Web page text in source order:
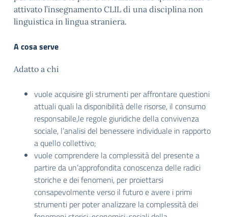
attivato l’insegnamento CLIL di una disciplina non
linguistica in lingua straniera.
A cosa serve
Adatto a chi
vuole acquisire gli strumenti per affrontare questioni
attuali quali la disponibilità delle risorse, il consumo
responsabile,le regole giuridiche della convivenza
sociale, l’analisi del benessere individuale in rapporto
a quello collettivo;
vuole comprendere la complessità del presente a
partire da un’approfondita conoscenza delle radici
storiche e dei fenomeni, per proiettarsi
consapevolmente verso il futuro e avere i primi
strumenti per poter analizzare la complessità dei